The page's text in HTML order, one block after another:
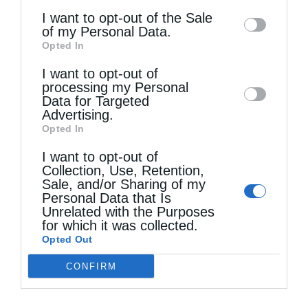
information may also be disclosed by us to
third parties on theIAB’s List of
Downstream Participants
disclose it to other third parties.
I want to opt-out of the Sale
of my Personal Data.
Opted In
I want to opt-out of
processing my Personal
Data for Targeted
Advertising.
Opted In
I want to opt-out of
Collection, Use, Retention,
Sale, and/or Sharing of my
Personal Data that Is
Unrelated with the Purposes
for which it was collected.
Opted Out
CONFIRM
σου. Λίγο ακόμη να υπομείνεις και θα έλθεις
να βασιλεύεις μαζί μου αιώνια».
Όταν ο Ταράσιος διαπίστωσε ότι δεν έχει
πάνω της καμία πληγή από τα βασανιστήρια,
της είπε: «Βλέπεις πως σε αγαπούν οι
μεγάλοι θεοί και σε γιατρέψανε; Λυπήθηκαν
την ωραιότητά σου και δεν έπρεπε να μείνει
επάνω σου καμιά ασχήμια. Μη, λοιπόν, τους
δείξεις αχαριστία. Έλα κοντά μας στον ναό
να τους προσκυνήσεις και να λάβεις και από
μένα πολλά δώρα».